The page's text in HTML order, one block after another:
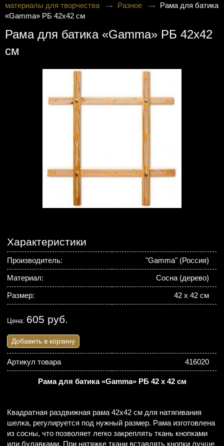
материалы для творчества
Разное
Рама для батика
«Gamma» РБ 42х42 см
Рама для батика «Gamma» РБ 42х42
см
Характеристики
Производитель: "Gamma" (Россия)
Материал: Сосна (дерево)
Размер: 42 х 42 см
Цена: 605 руб.
Добавить в корзину
Артикул товара 416020
Рама для батика «Gamma» РБ 42 х 42 см
Квадратная раздвижная рама 42х42 см для натягивания
шелка, регулируется под нужный размер. Рама изготовлена
из сосны, что позволяет легко закреплять ткань кнопками
или булавками. При натяжке ткани вставлять кнопки лучше